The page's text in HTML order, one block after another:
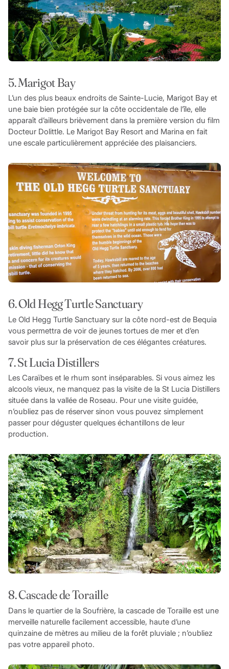
5. Marigot Bay
L’un des plus beaux endroits de Sainte-Lucie, Marigot Bay et
une baie bien protégée sur la côte occidentale de l’île, elle
apparaît d’ailleurs brièvement dans la première version du film
Docteur Dolittle. Le Marigot Bay Resort and Marina en fait
une escale particulièrement appréciée des plaisanciers.
6. Old Hegg Turtle Sanctuary
Le Old Hegg Turtle Sanctuary sur la côte nord-est de Bequia
vous permettra de voir de jeunes tortues de mer et d’en
savoir plus sur la préservation de ces élégantes créatures.
7. St Lucia Distillers
Les Caraïbes et le rhum sont inséparables. Si vous aimez les
alcools vieux, ne manquez pas la visite de la St Lucia Distillers
située dans la vallée de Roseau. Pour une visite guidée,
n’oubliez pas de réserver sinon vous pouvez simplement
passer pour déguster quelques échantillons de leur
production.
8. Cascade de Toraille
Dans le quartier de la Soufrière, la cascade de Toraille est une
merveille naturelle facilement accessible, haute d’une
quinzaine de mètres au milieu de la forêt pluviale ; n’oubliez
pas votre appareil photo.